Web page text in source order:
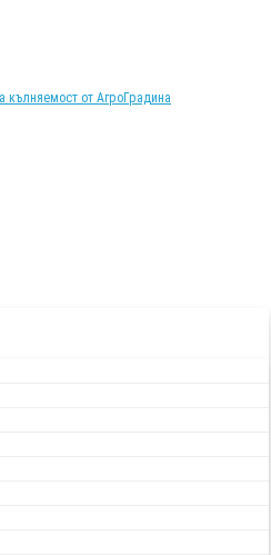
кълняемост от АгроГрадина